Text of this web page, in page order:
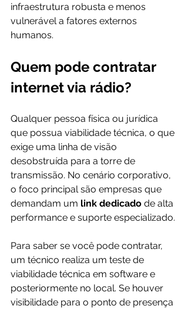
infraestrutura robusta e menos
vulnerável a fatores externos
humanos.
Quem pode contratar
internet via rádio?
Qualquer pessoa física ou jurídica
que possua viabilidade técnica, o que
exige uma linha de visão
desobstruída para a torre de
transmissão. No cenário corporativo,
o foco principal são empresas que
demandam um link dedicado de alta
performance e suporte especializado.
Para saber se você pode contratar,
um técnico realiza um teste de
viabilidade técnica em software e
posteriormente no local. Se houver
visibilidade para o ponto de presença